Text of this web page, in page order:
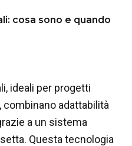
cosa sono e quando
ideali per progetti
adattabilità
a un sistema
Questa tecnologia